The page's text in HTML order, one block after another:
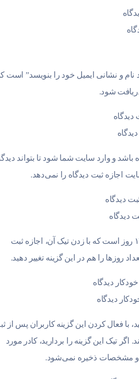
نام و نشانی ایمیل خود را بنویسد” است
دریافت شود.
باشد و وارد سایت شما شود تا بتواند
اجازه ثبت دیدگاه را نمی‌دهد.
دیدگاه
گزینه بعدی مربوط به بستن خودکار دیدگاه‌ها در نوشته‌های قدیمی‌تر از ۱۴ روز است که با زدن تیک آن، اجازه ثبت
دیدگاه
با فعال کردن این گزینه کاربران پس از
اگر تیک این گزینه را بردارید، کادر مورد
و مشخصات ذخیره نمی‌شود.